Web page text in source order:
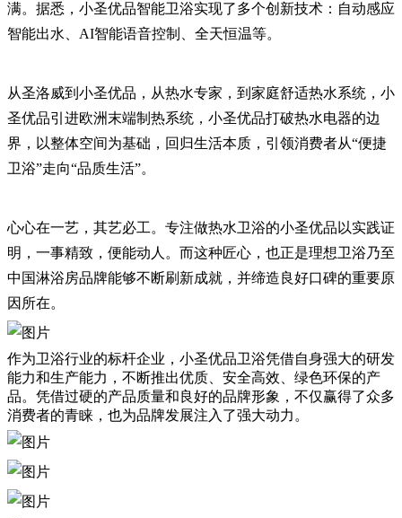
满。据悉，小圣优品智能卫浴实现了多个创新技术：自动感应
智能出水、AI智能语音控制、全天恒温等。
从圣洛威到小圣优品，从热水专家，到家庭舒适热水系统，小
圣优品引进欧洲末端制热系统，小圣优品打破热水电器的边
界，以整体空间为基础，回归生活本质，引领消费者从“便捷
卫浴”走向“品质生活”。
心心在一艺，其艺必工。专注做热水卫浴的小圣优品以实践证
明，一事精致，便能动人。而这种匠心，也正是理想卫浴乃至
中国淋浴房品牌能够不断刷新成就，并缔造良好口碑的重要原
因所在。
作为卫浴行业的标杆企业，小圣优品卫浴凭借自身强大的研发
能力和生产能力，不断推出优质、安全高效、绿色环保的产
品。凭借过硬的产品质量和良好的品牌形象，不仅赢得了众多
消费者的青睐，也为品牌发展注入了强大动力。